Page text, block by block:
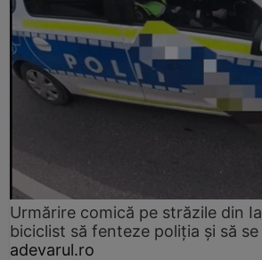
Urmărire comică pe străzile din
biciclist să fenteze poliția și să
adevarul.ro